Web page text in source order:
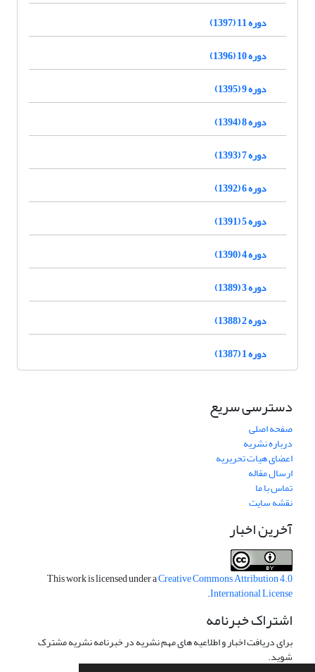
دوره 11 (1397)
دوره 10 (1396)
دوره 9 (1395)
دوره 8 (1394)
دوره 7 (1393)
دوره 6 (1392)
دوره 5 (1391)
دوره 4 (1390)
دوره 3 (1389)
دوره 2 (1388)
دوره 1 (1387)
دسترسی سریع
صفحه اصلی
درباره نشریه
اعضای هیات تحریریه
ارسال مقاله
تماس با ما
نقشه سایت
آخرین اخبار
This work is licensed under aCreative Commons Attribution 4.0
International License
.
اشتراک خبرنامه
برای دریافت اخبار و اطلاعیه های مهم نشریه در خبرنامه نشریه مشترک
شوید.